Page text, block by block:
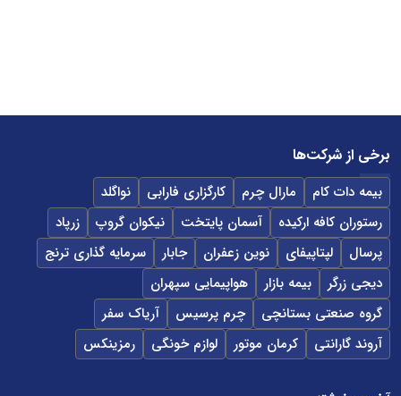
برخی از شرکت‌ها
بیمه دات کام مارال چرم کارگزاری فارابی
نواگلد
رستوران کافه ارکیده
آسمان پایتخت نیکوان گروپ
زرپاد
پرسال
لپتاپیفای نوین زعفران جابار
سرمایه گذاری ترنج
دیجی زرگر
بیمه بازار
هواپیمایی سپهران
گروه صنعتی بستانچی
چرم پرسیس
آریاک سفر
آروند گارانتی
کرمان موتور لوازم خونگی رمزینکس